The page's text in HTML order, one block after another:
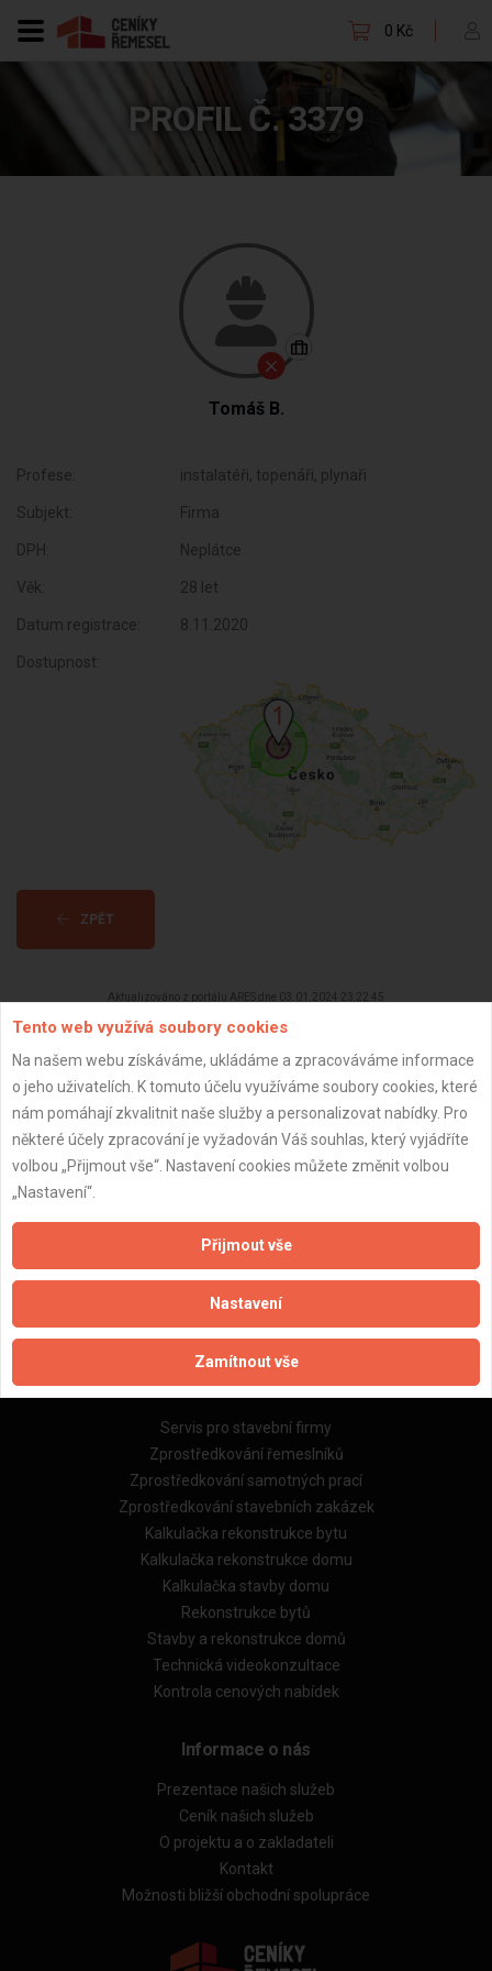
0 Kč
PROFIL Č. 3379
Tomáš B.
Profese: instalatéři, topenáři, plynaři
Subjekt: Firma
DPH: Neplátce
Věk: 28 let
Datum registrace: 8.11.2020
Dostupnost:
ZPĚT
Aktualizováno z portálu ARES dne 03.01.2024 23:22:45
Důležité informace
Naše firmy a řemeslníci
Zásady pro používání souborů cookie
Obchodní podmínky (zprostředkování)
Obchodní podmínky (rozpočtování)
Reference
Naše excelové tabulky online
Naše služby
Servis pro stavební firmy
Zprostředkování řemeslníků
Zprostředkování samotných prací
Zprostředkování stavebních zakázek
Kalkulačka rekonstrukce bytu
Kalkulačka rekonstrukce domu
Kalkulačka stavby domu
Rekonstrukce bytů
Stavby a rekonstrukce domů
Technická videokonzultace
Kontrola cenových nabídek
Informace o nás
Prezentace našich služeb
Ceník našich služeb
O projektu a o zakladateli
Kontakt
Možnosti bližší obchodní spolupráce
Tento web využívá soubory cookies
Na našem webu získáváme, ukládáme a zpracováváme informace
o jeho uživatelích. K tomuto účelu využíváme soubory cookies, které
nám pomáhají zkvalitnit naše služby a personalizovat nabídky. Pro
některé účely zpracování je vyžadován Váš souhlas, který vyjádříte
volbou „Přijmout vše“. Nastavení cookies můžete změnit volbou
„Nastavení“.
Přijmout vše
Nastavení
Zamítnout vše